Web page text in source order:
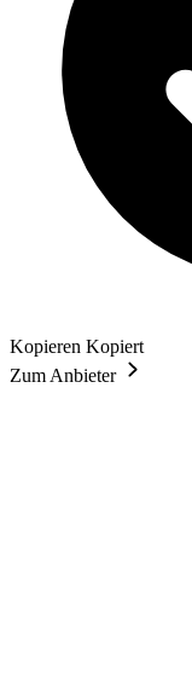
Kopieren Kopiert
Zum Anbieter